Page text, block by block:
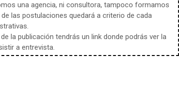
una agencia, ni consultora, tampoco formamos
las postulaciones quedará a criterio de cada
la publicación tendrás un link donde podrás ver la
a entrevista.